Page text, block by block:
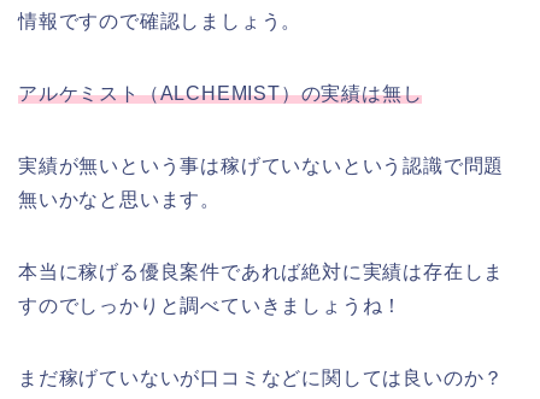
情報ですので確認しましょう。
アルケミスト（ALCHEMIST）の実績は無し
実績が無いという事は稼げていないという認識で問題
無いかなと思います。
本当に稼げる優良案件であれば絶対に実績は存在しま
すのでしっかりと調べていきましょうね！
まだ稼げていないが口コミなどに関しては良いのか？